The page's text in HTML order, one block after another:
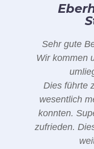
Sehr gute
Wir kommen
Dies führte
wesentlich
konnten.
zufrieden.